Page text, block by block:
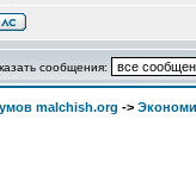
сообщения:
malchish.org ->